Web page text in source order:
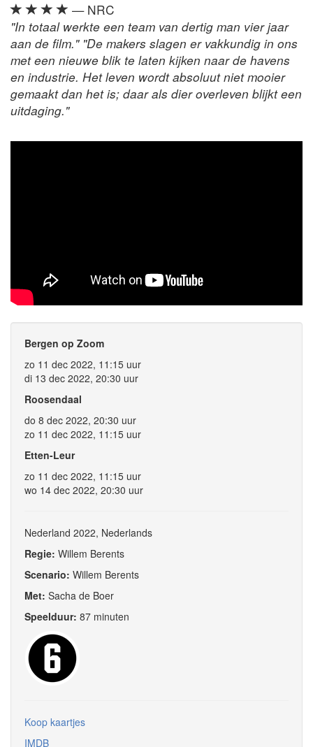
— NRC
"In totaal werkte een team van dertig man vier jaar
aan de film." "De makers slagen er vakkundig in ons
met een nieuwe blik te laten kijken naar de havens
en industrie. Het leven wordt absoluut niet mooier
gemaakt dan het is; daar als dier overleven blijkt een
uitdaging."
Bergen op Zoom
zo 11 dec 2022, 11:15 uur
di 13 dec 2022, 20:30 uur
Roosendaal
do 8 dec 2022, 20:30 uur
zo 11 dec 2022, 11:15 uur
Etten-Leur
zo 11 dec 2022, 11:15 uur
wo 14 dec 2022, 20:30 uur
Nederland 2022, Nederlands
Regie: Willem Berents
Scenario: Willem Berents
Met: Sacha de Boer
Speelduur: 87 minuten
Koop kaartjes
IMDB